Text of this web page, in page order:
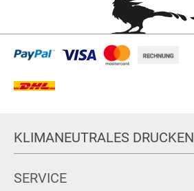
KLIMANEUTRALES DRUCKEN
SERVICE